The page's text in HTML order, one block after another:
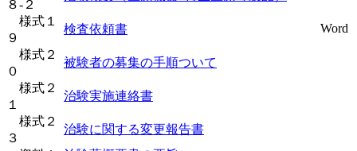
Word
８-２
様式１
９
検査依頼書
様式２
０
被験者の募集の手順ついて
様式２
１
治験実施連絡書
様式２
３
治験に関する変更報告書